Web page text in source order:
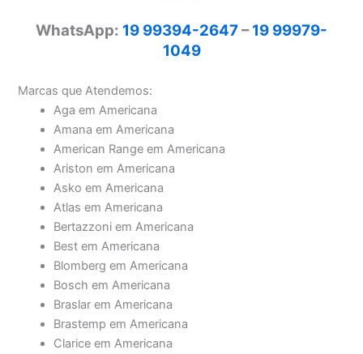
WhatsApp: 19 99394-2647–19 99979-
1049
Marcas que Atendemos:
Aga em Americana
Amana em Americana
American Range em Americana
Ariston em Americana
Asko em Americana
Atlas em Americana
Bertazzoni em Americana
Best em Americana
Blomberg em Americana
Bosch em Americana
Braslar em Americana
Brastemp em Americana
Clarice em Americana